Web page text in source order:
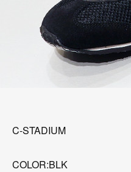
C-STADIUM
COLOR:BLK